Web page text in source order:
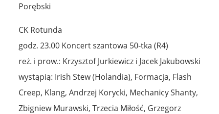
Porębski
CK Rotunda
godz. 23.00 Koncert szantowa 50-tka (R4)
reż. i prow.: Krzysztof Jurkiewicz i Jacek Jakubowski
wystąpią: Irish Stew (Holandia), Formacja, Flash
Creep, Klang, Andrzej Korycki, Mechanicy Shanty,
Zbigniew Murawski, Trzecia Miłość, Grzegorz